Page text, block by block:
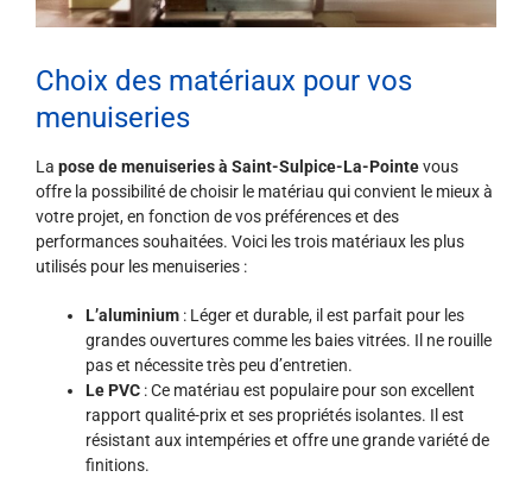
Choix des matériaux pour vos
menuiseries
La pose de menuiseries à Saint-Sulpice-La-Pointevous
offre la possibilité de choisir le matériau qui convient le mieux à
votre projet, en fonction de vos préférences et des
performances souhaitées. Voici les trois matériaux les plus
utilisés pour les menuiseries :
L’aluminium : Léger et durable, il est parfait pour les
grandes ouvertures comme les baies vitrées. Il ne rouille
pas et nécessite très peu d’entretien.
Le PVC : Ce matériau est populaire pour son excellent
rapport qualité-prix et ses propriétés isolantes. Il est
résistant aux intempéries et offre une grande variété de
finitions.